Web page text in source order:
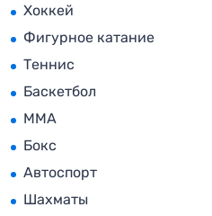
Хоккей
Фигурное катание
Теннис
Баскетбол
MMA
Бокс
Автоспорт
Шахматы